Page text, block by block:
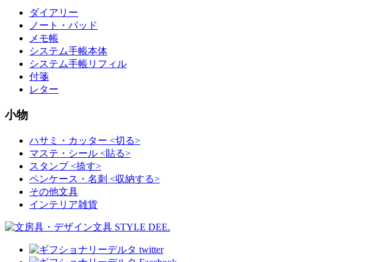
ダイアリー
ノート・パッド
メモ帳
システム手帳本体
システム手帳リフィル
付箋
レター
小物
ハサミ・カッター <切る>
マステ・シール <貼る>
スタンプ <捺す>
ペンケース・名刺 <収納する>
その他文具
インテリア雑貨